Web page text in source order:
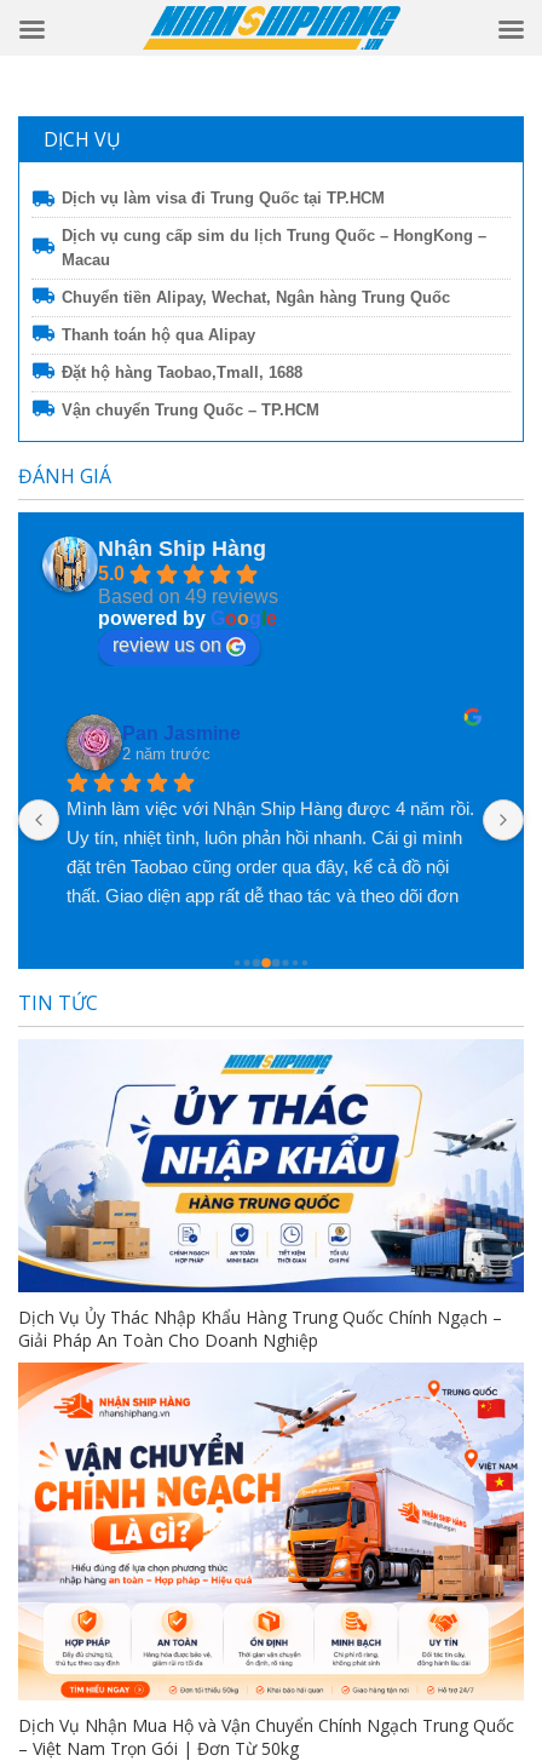
DỊCH VỤ
Dịch vụ làm visa đi Trung Quốc tại TP.HCM
Dịch vụ cung cấp sim du lịch Trung Quốc – HongKong –
Macau
Chuyển tiền Alipay, Wechat, Ngân hàng Trung Quốc
Thanh toán hộ qua Alipay
Đặt hộ hàng Taobao,Tmall, 1688
Vận chuyển Trung Quốc – TP.HCM
ĐÁNH GIÁ
Nhận Ship Hàng
5.0
Based on 49 reviews
powered by Goog e
review us on
Pan Jasmine
2 năm trước
Mình làm việc với Nhận Ship Hàng được 4 năm rồi.
Uy tín, nhiệt tình, luôn phản hồi nhanh. Cái gì mình
đặt trên Taobao cũng order qua đây, kể cả đồ nội
thất. Giao diện app rất dễ thao tác và theo dõi đơn
dịch vụ họ mang lại. Có vấn đề xảy ra cũng hỗ trợ
TIN TỨC
Dịch Vụ Ủy Thác Nhập Khẩu Hàng Trung Quốc Chính Ngạch –
Giải Pháp An Toàn Cho Doanh Nghiệp
Dịch Vụ Nhận Mua Hộ và Vận Chuyển Chính Ngạch Trung Quốc
– Việt Nam Trọn Gói | Đơn Từ 50kg